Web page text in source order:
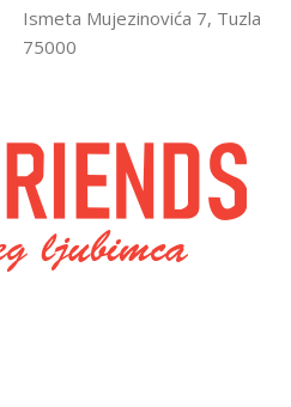
FILTRIRAJ PO TEŽINI
Ismeta Mujezinovića 7, Tuzla
75000